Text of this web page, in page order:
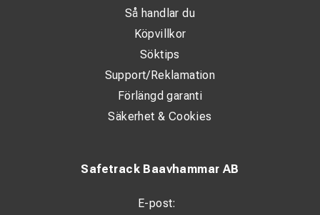
Safetrack Baavhammar AB
E-post:
Så handlar du
Köpvillkor
Söktips
Support/Reklamation
Förlängd garanti
Säkerhet & Cookies